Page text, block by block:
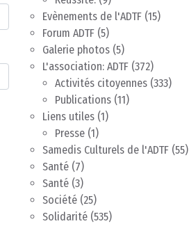
Evènements de l'ADTF (15)
Forum ADTF (5)
Galerie photos (5)
L'association: ADTF (372)
Activités citoyennes (333)
Publications (11)
Liens utiles (1)
Presse (1)
Samedis Culturels de l'ADTF (55)
Santé (7)
Santé (3)
Société (25)
Solidarité (535)